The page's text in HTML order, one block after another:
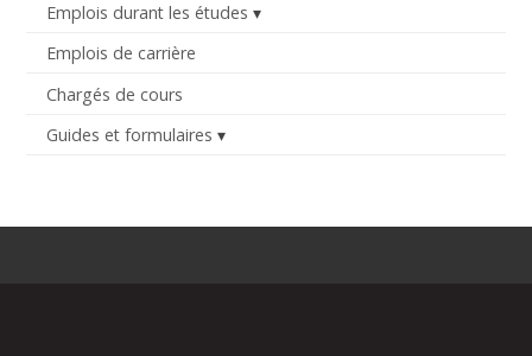
Emplois durant les études
Emplois de carrière
Chargés de cours
Guides et formulaires